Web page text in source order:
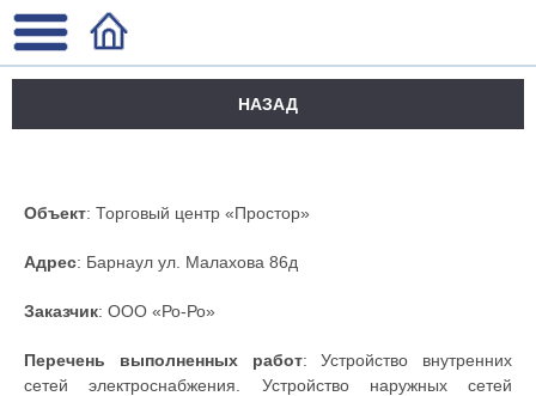
НАЗАД
Объект: Торговый центр «Простор»
Адрес: Барнаул ул. Малахова 86д
Заказчик: ООО «Ро-Ро»
Перечень выполненных работ: Устройство внутренних
сетей электроснабжения. Устройство наружных сетей